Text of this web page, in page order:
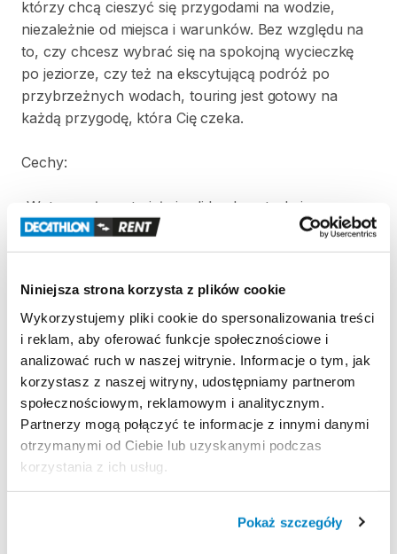
Niniejsza strona korzysta z plików cookie
Wykorzystujemy pliki cookie do spersonalizowania treści
i reklam, aby oferować funkcje społecznościowe i
analizować ruch w naszej witrynie. Informacje o tym, jak
korzystasz z naszej witryny, udostępniamy partnerom
społecznościowym, reklamowym i analitycznym.
Partnerzy mogą połączyć te informacje z innymi danymi
otrzymanymi od Ciebie lub uzyskanymi podczas
korzystania z ich usług.
Pokaż szczegóły
którzy chcą cieszyć się przygodami na wodzie​,​
niezależnie od miejsca i warunków. Bez względu na
to​,​ czy chcesz wybrać się na spokojną wycieczkę
po jeziorze​,​ czy też na ekscytującą podróż po
przybrzeżnych wodach​,​ touring jest gotowy na
każdą przygodę​,​ która Cię czeka.
Cechy:
-Wytrzymałe materiały i solidna
konstrukcja
-Pasek na ramię do przenoszenia
-Wygodny pokład z pianki EVA
-Pełny komplet (deska​,​ wiosło​,​ pompka​,​
stateczniki)
Wyporność: 355
Rozmiar: 12'6 384 x 79 x 15 cm
Idealna dla osób do 130 kg
Zasady wypożyczenia